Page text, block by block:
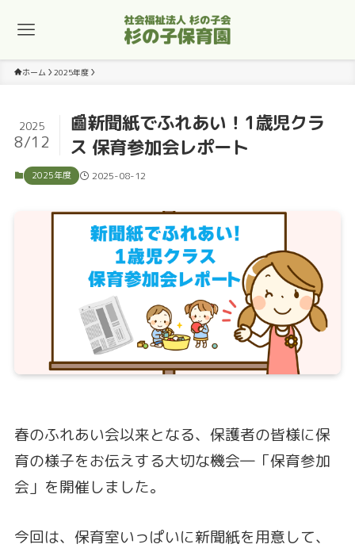
ホーム 2025年度
📰新聞紙でふれあい！1歳児クラ
ス 保育参加会レポート
2025
8/12
2025年度 2025-08-12
春のふれあい会以来となる、保護者の皆様に保
育の様子をお伝えする大切な機会―「保育参加
会」を開催しました。
今回は、保育室いっぱいに新聞紙を用意して、